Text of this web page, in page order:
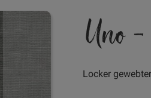
Uno
Locker